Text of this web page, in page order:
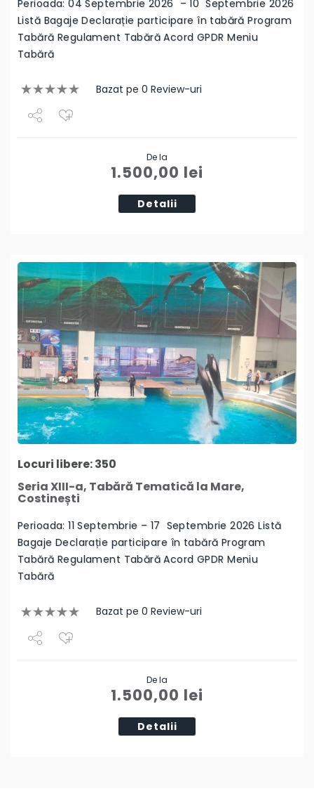
Perioada: 04 Septembrie 2026 – 10 Septembrie 2026
Listă Bagaje Declarație participare în tabără Program
Tabără Regulament Tabără Acord GPDR Meniu
Tabără
Bazat pe 0 Review-uri
De la
1.500,00 lei
Detalii
Locuri libere: 350
Seria XIII-a, Tabără Tematică la Mare,
Costinești
Perioada: 11 Septembrie – 17 Septembrie 2026 Listă
Bagaje Declarație participare în tabără Program
Tabără Regulament Tabără Acord GPDR Meniu
Tabără
Bazat pe 0 Review-uri
De la
1.500,00 lei
Detalii